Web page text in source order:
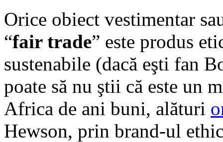
Orice obiect vestimentar
“fair trade” este produs
sustenabile (dacă eşti fan
poate să nu ştii că este un
Africa de ani buni, alături
Hewson, prin brand-ul